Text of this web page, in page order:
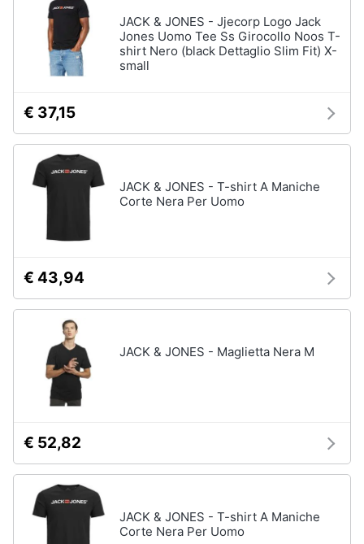
JACK & JONES - Jjecorp Logo Jack
Jones Uomo Tee Ss Girocollo Noos T-
shirt Nero (black Dettaglio Slim Fit) X-
small
€ 37,15
JACK & JONES - T-shirt A Maniche
Corte Nera Per Uomo
€ 43,94
JACK & JONES - Maglietta Nera M
€ 52,82
JACK & JONES - T-shirt A Maniche
Corte Nera Per Uomo